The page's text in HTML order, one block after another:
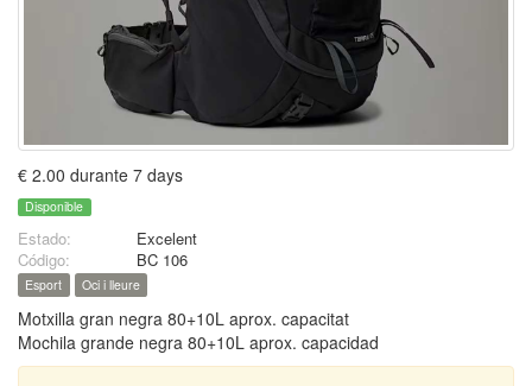
€ 2.00 durante 7 days
Disponible
Estado:
Excelent
Código:
BC 106
Esport Oci i lleure
Motxilla gran negra 80+10L aprox. capacitat
Mochila grande negra 80+10L aprox. capacidad